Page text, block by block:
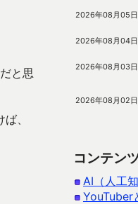
と思
、
2026年08月05日
2026年08月04日
2026年08月03日
2026年08月02日
コンテン
AI（人工
YouTuber